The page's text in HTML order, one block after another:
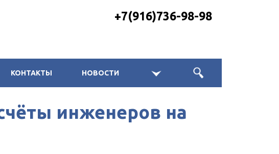
+7(916)736-98-98
КОНТАКТЫ НОВОСТИ
инженеров на